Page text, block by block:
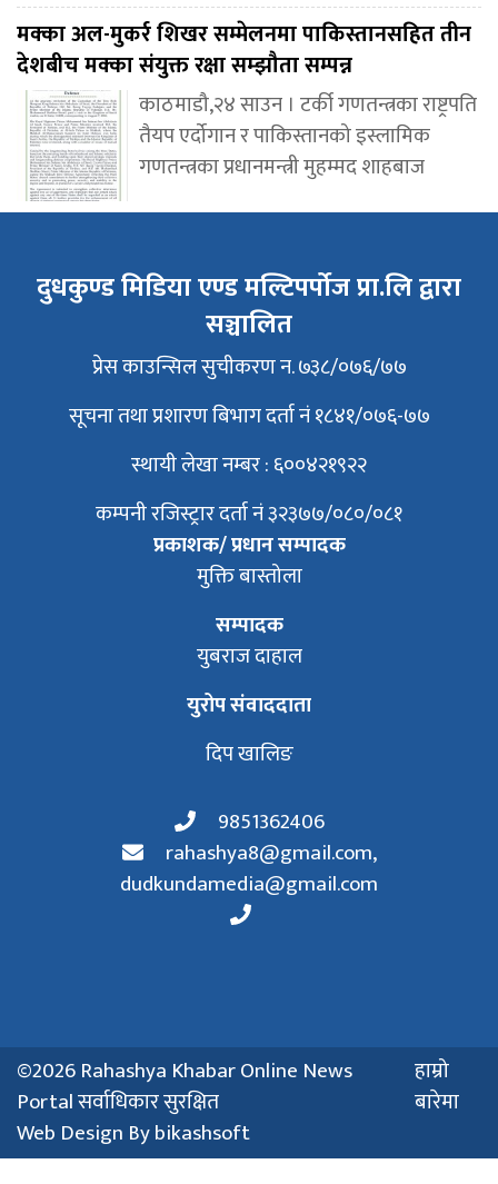
मक्का अल-मुकर्र शिखर सम्मेलनमा पाकिस्तानसहित तीन
देशबीच मक्का संयुक्त रक्षा सम्झौता सम्पन्न
काठमाडौ,२४ साउन । टर्की गणतन्त्रका राष्ट्रपति
तैयप एर्दोगान र पाकिस्तानको इस्लामिक
गणतन्त्रका प्रधानमन्त्री मुहम्मद शाहबाज
दुधकुण्ड मिडिया एण्ड मल्टिपर्पोज प्रा.लि द्वारा
सञ्चालित
प्रेस काउन्सिल सुचीकरण न. ७३८/०७६/७७
सूचना तथा प्रशारण बिभाग दर्ता नं १८४१/०७६-७७
स्थायी लेखा नम्बर : ६००४२१९२२
कम्पनी रजिस्ट्रार दर्ता नं ३२३७७/०८०/०८१
प्रकाशक/ प्रधान सम्पादक
मुक्ति बास्तोला
सम्पादक
युबराज दाहाल
युरोप संवाददाता
दिप खालिङ
9851362406
rahashya8@gmail.com,
dudkundamedia@gmail.com
©2026 Rahashya Khabar Online News
Portal सर्वाधिकार सुरक्षित
हाम्रो
बारेमा
Web Design Bybikashsoft